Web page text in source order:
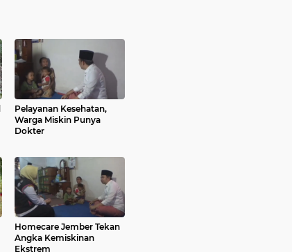
Pelayanan Kesehatan,
Warga Miskin Punya
Dokter
Homecare Jember Tekan
Angka Kemiskinan
Ekstrem